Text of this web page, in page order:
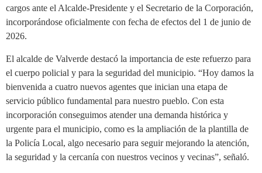
cargos ante el Alcalde-Presidente y el Secretario de la Corporación,
incorporándose oficialmente con fecha de efectos del 1 de junio de
2026.
El alcalde de Valverde destacó la importancia de este refuerzo para
el cuerpo policial y para la seguridad del municipio. “Hoy damos la
bienvenida a cuatro nuevos agentes que inician una etapa de
servicio público fundamental para nuestro pueblo. Con esta
incorporación conseguimos atender una demanda histórica y
urgente para el municipio, como es la ampliación de la plantilla de
la Policía Local, algo necesario para seguir mejorando la atención,
la seguridad y la cercanía con nuestros vecinos y vecinas”, señaló.